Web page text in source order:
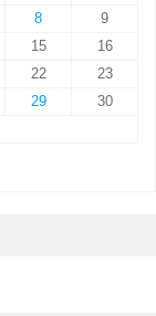
8
9
15
16
22
23
29
30